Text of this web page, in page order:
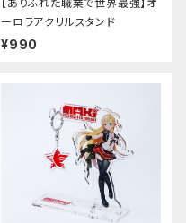
【ありふれた職業で世界最強】オ
ーロラアクリルスタンド
¥990